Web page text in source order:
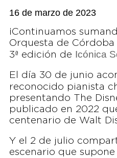
16 de marzo de 2023
¡Continuamos
Orquesta de
3ª edición de Icónica
El día 30 de junio
reconocido pianista
presentando The
publicado en 2022
centenario de Walt
Y el 2 de julio
escenario que